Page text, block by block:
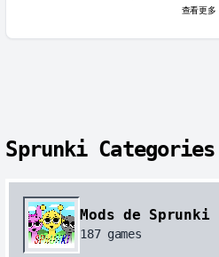
查看更多
Sprunki Categories
Mods de Sprunki
187games